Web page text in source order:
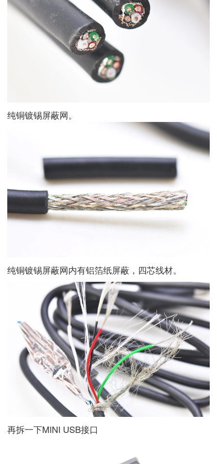
纯铜镀锡屏蔽网。
纯铜镀锡屏蔽网内有铝箔纸屏蔽，四芯线材。
再拆一下MINI USB接口